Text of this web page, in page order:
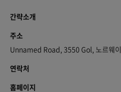
간략소개
주소
Unnamed Road, 3550 Gol, 노르웨이
연락처
홈페이지